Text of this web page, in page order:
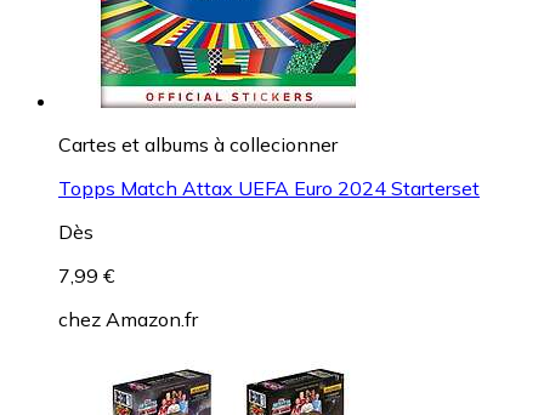
Cartes et albums à collecionner
Topps Match Attax UEFA Euro 2024 Starterset
Dès
7,99 €
chez Amazon.fr